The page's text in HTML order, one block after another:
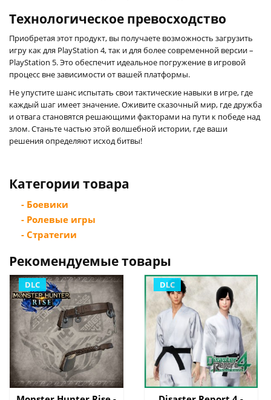
Технологическое превосходство
Приобретая этот продукт, вы получаете возможность загрузить
игру как для PlayStation 4, так и для более современной версии –
PlayStation 5. Это обеспечит идеальное погружение в игровой
процесс вне зависимости от вашей платформы.
Не упустите шанс испытать свои тактические навыки в игре, где
каждый шаг имеет значение. Оживите сказочный мир, где дружба
и отвага становятся решающими факторами на пути к победе над
злом. Станьте частью этой волшебной истории, где ваши
решения определяют исход битвы!
Категории товара
- Боевики
- Ролевые игры
- Стратегии
Рекомендуемые товары
DLC DLC